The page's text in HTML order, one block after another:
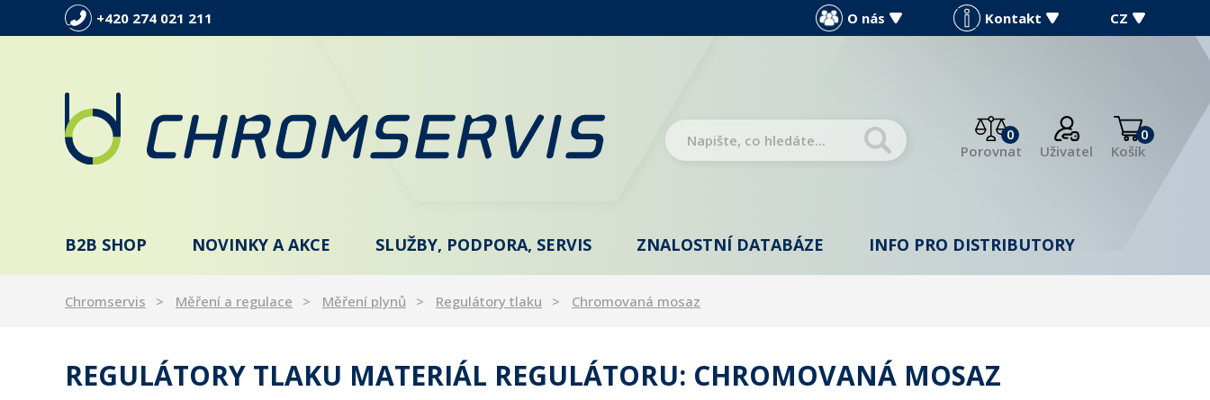
+420 274 021 211 O nás Kontakt CZ
0
Porovnat
Uživatel
0
Košík
B2B SHOP NOVINKY A AKCE SLUŽBY, PODPORA, SERVIS ZNALOSTNÍ DATABÁZE INFO PRO DISTRIBUTORY
Chromservis Měření a regulace Měření plynů Regulátory tlaku Chromovaná mosaz
REGULÁTORY TLAKU MATERIÁL REGULÁTORU: CHROMOVANÁ MOSAZ